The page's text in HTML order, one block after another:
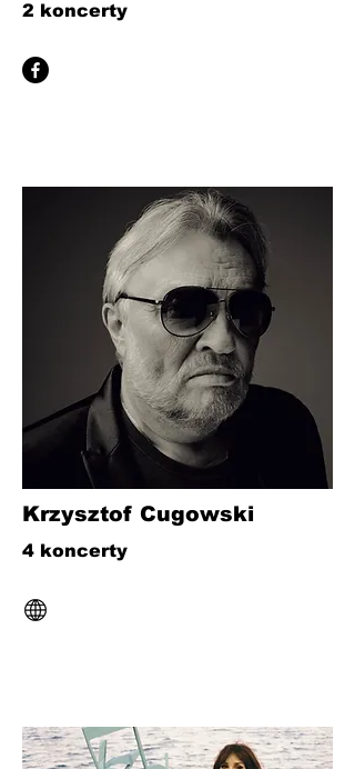
2 koncerty
Krzysztof Cugowski
4 koncerty